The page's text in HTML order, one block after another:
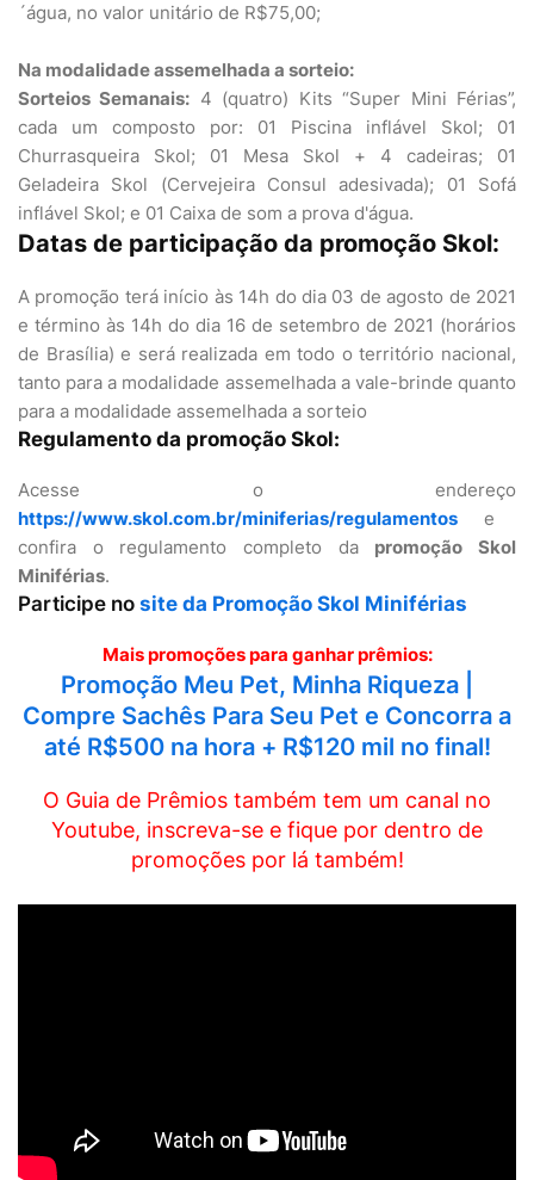
´água, no valor unitário de R$75,00;
Na modalidade assemelhada a sorteio:
Sorteios Semanais: 4 (quatro) Kits “Super Mini Férias”,
cada um composto por: 01 Piscina inflável Skol; 01
Churrasqueira Skol; 01 Mesa Skol + 4 cadeiras; 01
Geladeira Skol (Cervejeira Consul adesivada); 01 Sofá
inflável Skol; e 01 Caixa de som a prova d'água.
Datas de participação da promoção Skol:
A promoção terá início às 14h do dia 03 de agosto de 2021
e término às 14h do dia 16 de setembro de 2021 (horários
de Brasília) e será realizada em todo o território nacional,
tanto para a modalidade assemelhada a vale-brinde quanto
para a modalidade assemelhada a sorteio
Regulamento da promoção Skol:
Acesse o endereço
https://www.skol.com.br/miniferias/regulamentos e
confira o regulamento completo da promoção Skol
Miniférias.
Participe no site da Promoção Skol Miniférias
Mais promoções para ganhar prêmios:
Promoção Meu Pet, Minha Riqueza |
Compre Sachês Para Seu Pet e Concorra a
até R$500 na hora + R$120 mil no final!
O Guia de Prêmios também tem um canal no
Youtube, inscreva-se e fique por dentro de
promoções por lá também!